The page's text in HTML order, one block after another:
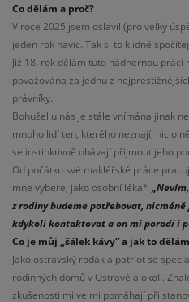
Co dělám a proč?
V roce 2025 jsem oslavil (pro velký
jeden rok navíc. Tak si to klidně
Již 18. rok dělám tuto nádhernou
považována za jednu z
právníky.
Bohužel u nás je stále vnímána jinak
mnoho lidí ten, kterého neznají, nic o
se instinktivně obávají přijmout jeho
Od počátku své makléřské práce
mne vybere, jako osobní lékař:
z rodiny budeme potřebovat,
kdykoli kontaktovat a on mi poradí i
Co je můj „šálek kávy“ a jak to
Jako ostravský rodák a patriot se
rodinných domů v Ostravě a okolí.
zkušenosti mi velmi pomáhají při